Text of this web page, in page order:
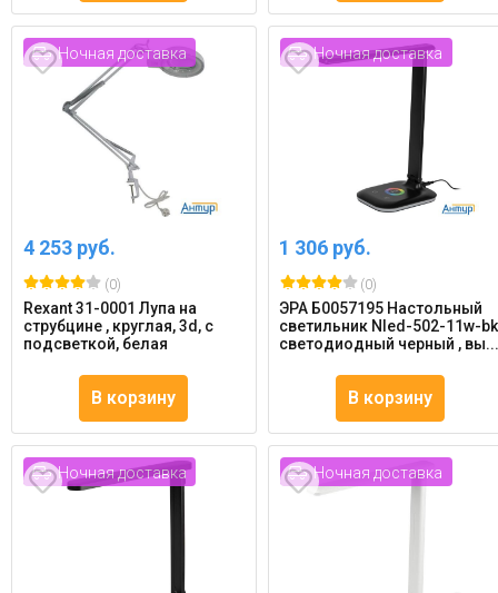
Ночная доставка
4 253 руб.
(0)
Rexant 31-0001 Лупа на
струбцине , круглая, 3d, с
подсветкой, белая
В корзину
Ночная доставка
1 306 руб.
(0)
ЭРА Б0057195 Настольный
светильник Nled-502-11w-bk
светодиодный черный ,
В корзину
Ночная доставка Ночная доставка